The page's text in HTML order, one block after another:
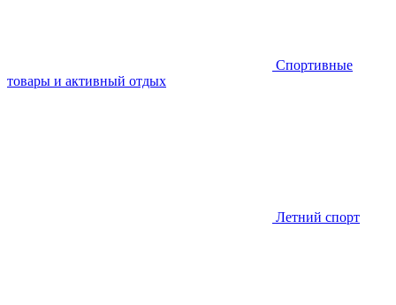
Спортивные
товары и активный отдых
Летний спорт